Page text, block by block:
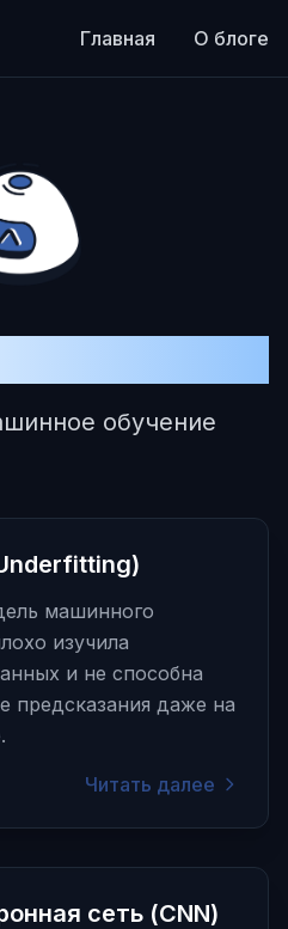
Главная О блоге
обучение
машинного
изучила
и не способна
предсказания даже на
Читать далее
сеть (CNN)